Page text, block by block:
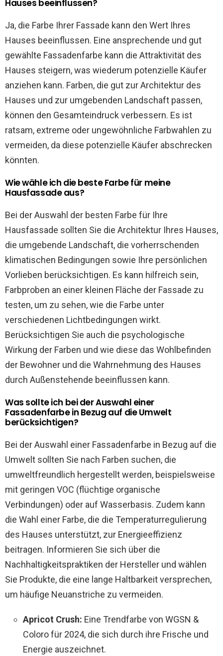
Hauses beeinflussen?
Ja, die Farbe Ihrer Fassade kann den Wert Ihres
Hauses beeinflussen. Eine ansprechende und gut
gewählte Fassadenfarbe kann die Attraktivität des
Hauses steigern, was wiederum potenzielle Käufer
anziehen kann. Farben, die gut zur Architektur des
Hauses und zur umgebenden Landschaft passen,
können den Gesamteindruck verbessern. Es ist
ratsam, extreme oder ungewöhnliche Farbwahlen zu
vermeiden, da diese potenzielle Käufer abschrecken
könnten.
Wie wähle ich die beste Farbe für meine
Hausfassade aus?
Bei der Auswahl der besten Farbe für Ihre
Hausfassade sollten Sie die Architektur Ihres Hauses,
die umgebende Landschaft, die vorherrschenden
klimatischen Bedingungen sowie Ihre persönlichen
Vorlieben berücksichtigen. Es kann hilfreich sein,
Farbproben an einer kleinen Fläche der Fassade zu
testen, um zu sehen, wie die Farbe unter
verschiedenen Lichtbedingungen wirkt.
Berücksichtigen Sie auch die psychologische
Wirkung der Farben und wie diese das Wohlbefinden
der Bewohner und die Wahrnehmung des Hauses
durch Außenstehende beeinflussen kann.
Was sollte ich bei der Auswahl einer
Fassadenfarbe in Bezug auf die Umwelt
berücksichtigen?
Bei der Auswahl einer Fassadenfarbe in Bezug auf die
Umwelt sollten Sie nach Farben suchen, die
umweltfreundlich hergestellt werden, beispielsweise
mit geringen VOC (flüchtige organische
Verbindungen) oder auf Wasserbasis. Zudem kann
die Wahl einer Farbe, die die Temperaturregulierung
des Hauses unterstützt, zur Energieeffizienz
beitragen. Informieren Sie sich über die
Nachhaltigkeitspraktiken der Hersteller und wählen
Sie Produkte, die eine lange Haltbarkeit versprechen,
um häufige Neuanstriche zu vermeiden.
Apricot Crush: Eine Trendfarbe von WGSN &
Coloro für 2024, die sich durch ihre Frische und
Energie auszeichnet.